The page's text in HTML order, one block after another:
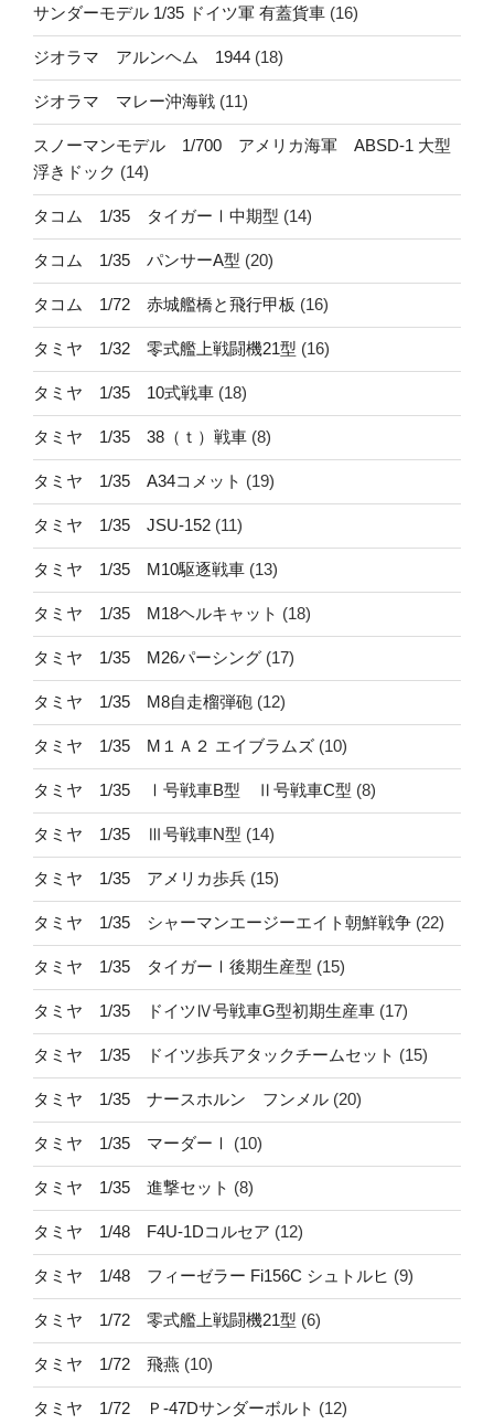
サンダーモデル 1/35 ドイツ軍 有蓋貨車 (16)
ジオラマ アルンヘム 1944 (18)
ジオラマ マレー沖海戦 (11)
スノーマンモデル 1/700 アメリカ海軍 ABSD-1 大型
浮きドック (14)
タコム 1/35 タイガーⅠ中期型 (14)
タコム 1/35 パンサーA型 (20)
タコム 1/72 赤城艦橋と飛行甲板 (16)
タミヤ 1/32 零式艦上戦闘機21型 (16)
タミヤ 1/35 10式戦車 (18)
タミヤ 1/35 38（ｔ）戦車 (8)
タミヤ 1/35 A34コメット (19)
タミヤ 1/35 JSU-152 (11)
タミヤ 1/35 M10駆逐戦車 (13)
タミヤ 1/35 M18ヘルキャット (18)
タミヤ 1/35 M26パーシング (17)
タミヤ 1/35 M8自走榴弾砲 (12)
タミヤ 1/35 M１Ａ２ エイブラムズ (10)
タミヤ 1/35 Ⅰ号戦車B型 Ⅱ号戦車C型 (8)
タミヤ 1/35 Ⅲ号戦車N型 (14)
タミヤ 1/35 アメリカ歩兵 (15)
タミヤ 1/35 シャーマンエージーエイト朝鮮戦争 (22)
タミヤ 1/35 タイガーⅠ後期生産型 (15)
タミヤ 1/35 ドイツⅣ号戦車G型初期生産車 (17)
タミヤ 1/35 ドイツ歩兵アタックチームセット (15)
タミヤ 1/35 ナースホルン フンメル (20)
タミヤ 1/35 マーダーⅠ (10)
タミヤ 1/35 進撃セット (8)
タミヤ 1/48 F4U-1Dコルセア (12)
タミヤ 1/48 フィーゼラー Fi156C シュトルヒ (9)
タミヤ 1/72 零式艦上戦闘機21型 (6)
タミヤ 1/72 飛燕 (10)
タミヤ 1/72 Ｐ-47Dサンダーボルト (12)